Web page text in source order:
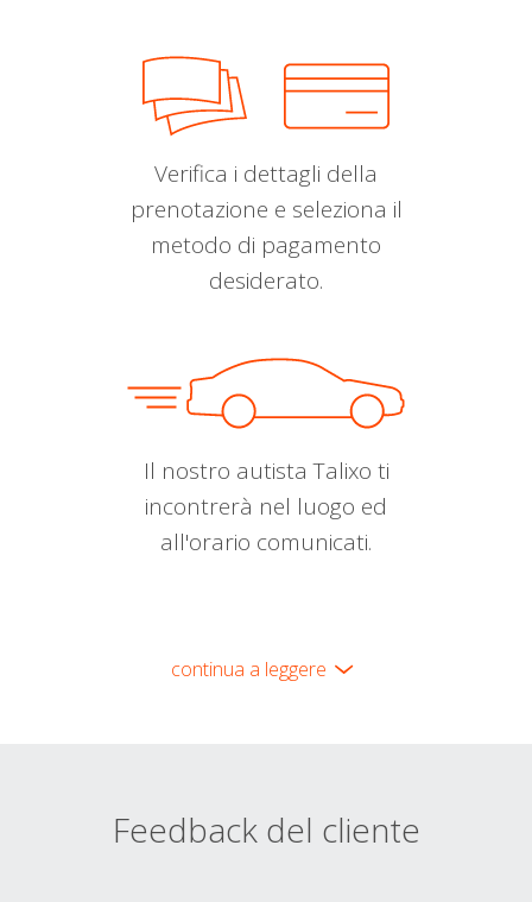
Verifica i dettagli della
prenotazione e seleziona il
metodo di pagamento
desiderato.
Il nostro autista Talixo ti
incontrerà nel luogo ed
all'orario comunicati.
continua a leggere
Feedback del cliente